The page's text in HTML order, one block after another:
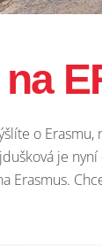
o
je
Erasmus.